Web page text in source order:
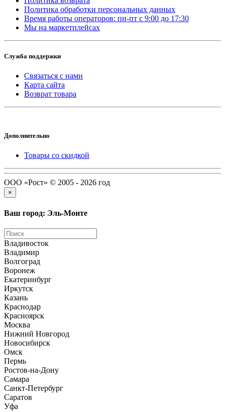
Политика обработки персональных данных
Время работы операторов: пн-пт с 9:00 до 17:30
Мы на маркетплейсах
Служба поддержки
Связаться с нами
Карта сайта
Возврат товара
Дополнительно
Товары со скидкой
ООО «Рост» © 2005 - 2026 год
×
Ваш город: Эль-Монте
Владивосток
Владимир
Волгоград
Воронеж
Екатеринбург
Иркутск
Казань
Краснодар
Красноярск
Москва
Нижний Новгород
Новосибирск
Омск
Пермь
Ростов-на-Дону
Самара
Санкт-Петербург
Саратов
Уфа